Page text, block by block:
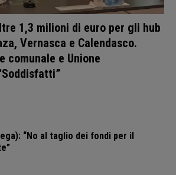
1,3 milioni di euro per gli hub
Vernasca e Calendasco.
comunale e Unione
“No al taglio dei fondi per il